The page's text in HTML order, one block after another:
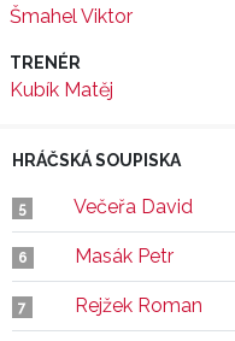
Šmahel Viktor
TRENÉR
Kubík Matěj
HRÁČSKÁ SOUPISKA
5 Večeřa David
6 Masák Petr
7 Rejžek Roman